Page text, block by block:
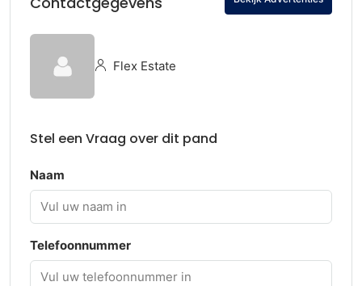
Flex Estate
Stel een Vraag over dit pand
Naam
Telefoonnummer